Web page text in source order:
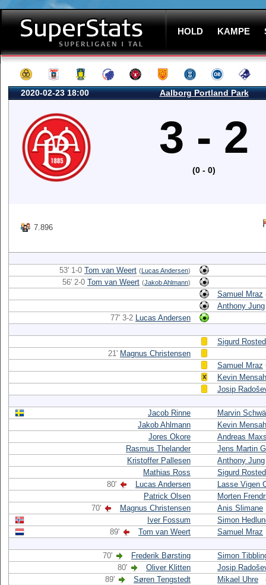
HOLD KAMPE
2020-02-23 18:00 Aalborg Portland Park
3 - 2
(0 - 0)
7.896
53' 1-0 Tom van Weert (Lucas Andersen)
56' 2-0 Tom van Weert (Jakob Ahlmann)
Samuel Mraz
Anthony Jung
77' 3-2 Lucas Andersen
Sigurd Rosted
21' Magnus Christensen
Samuel Mraz
Kevin Mensah
Josip
Jacob Rinne
Marvin
Jakob Ahlmann
Kevin Mensah
Jores Okore
Andreas
Rasmus Thelander
Jens Martin
Kristoffer Pallesen
Anthony Jung
Mathias Ross
Sigurd Rosted
80'
Lucas Andersen
Lasse Vigen
Patrick Olsen
Morten
70'
Magnus Christensen
Anis Slimane
Iver Fossum
Simon
89'
Tom van Weert Samuel Mraz
70' Frederik Børsting
Simon
80'
Oliver Klitten
Josip
89'
Søren Tengstedt Mikael Uhre